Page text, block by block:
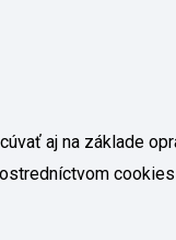
aj na základe